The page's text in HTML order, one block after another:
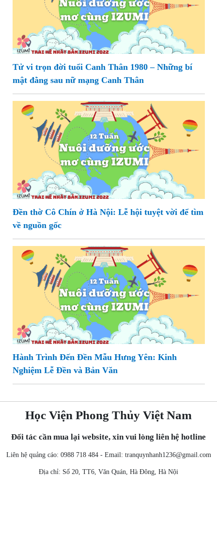
Tử vi trọn đời tuổi Canh Thân 1980 – Những bí
mật đằng sau nữ mạng Canh Thân
Đền thờ Cô Chín ở Hà Nội: Lễ hội tuyệt vời để tìm
về nguồn gốc
Hành Trình Đến Đền Mẫu Hưng Yên: Kinh
Nghiệm Lễ Đền và Bản Văn
Học Viện Phong Thủy Việt Nam
Đối tác cần mua lại website, xin vui lòng liên hệ hotline
Liên hệ quảng cáo: 0988 718 484 - Email: tranquynhanh1236@gmail.com
Địa chỉ: Số 20, TT6, Văn Quán, Hà Đông, Hà Nội